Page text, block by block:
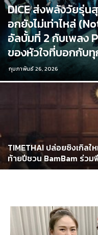
DICE ส่งพลังวัยรุ่น
อกยังไม่เท่าไหล่
อัลบั้มที่ 2 กับเพลง
ของหัวใจที่บอกกับทุ
กุมภาพันธ์ 26, 2026
TIMETHAI ปล่อยซิงเกิลใ
ท้ายปีชวน BamBam ร่วม